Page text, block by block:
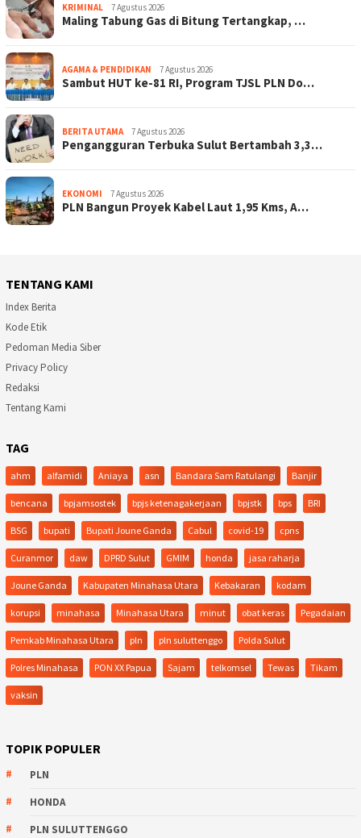
KRIMINAL 7 Agustus 2026
Maling Tabung Gas di Bitung Tertangkap, …
AGAMA & PENDIDIKAN 7 Agustus 2026
Sambut HUT ke-81 RI, Program TJSL PLN Do…
BERITA UTAMA 7 Agustus 2026
Pengangguran Terbuka Sulut Bertambah 3,3…
EKONOMI 7 Agustus 2026
PLN Bangun Proyek Kabel Laut 1,95 Kms, A…
TENTANG KAMI
Index Berita
Kode Etik
Pedoman Media Siber
Privacy Policy
Redaksi
Tentang Kami
TAG
ahm alfamidi Aniaya asn Bandara Sam Ratulangi Banjir
bencana bpjamsostek bpjs ketenagakerjaan bpjstk bps BRI
BSG bupati Bupati Joune Ganda Cabul covid-19 cpns
Curanmor daw DPRD Sulut GMIM honda jasa raharja
Joune Ganda Kabupaten Minahasa Utara Kebakaran kodam
korupsi minahasa Minahasa Utara minut obat keras Pegadaian
Pemkab Minahasa Utara pln pln suluttenggo Polda Sulut
Polres Minahasa PON XX Papua Sajam telkomsel Tewas Tikam
vaksin
TOPIK POPULER
PLN
HONDA
PLN SULUTTENGGO